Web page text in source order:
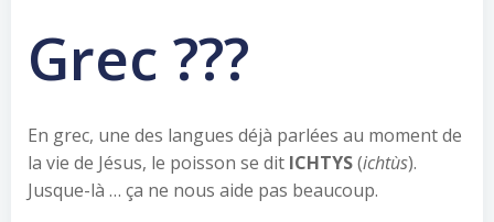
Grec ???
En grec, une des langues déjà parlées au moment de
la vie de Jésus, le poisson se dit ICHTYS(ichtùs).
Jusque-là … ça ne nous aide pas beaucoup.